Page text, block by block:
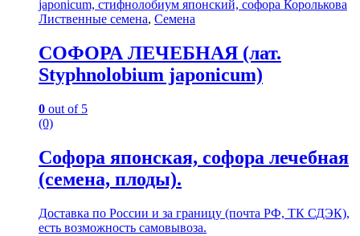
Лиственные семена, Семена
СОФОРА ЛЕЧЕБНАЯ (лат.
Styphnolobium japonicum)
0 out of 5
(0)
Софора японская, софора лечебная
(семена, плоды).
Доставка по России и за границу (почта РФ, ТК СДЭК),
есть возможность самовывоза.